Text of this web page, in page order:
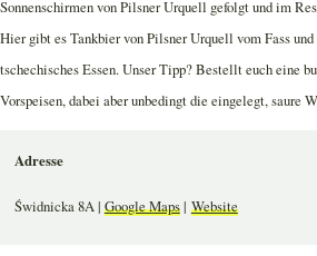
Sonnenschirmen von Pilsner Urquell gefolgt und im
Hier gibt es Tankbier von Pilsner Urquell vom Fass
tschechisches Essen. Unser Tipp? Bestellt euch eine
Vorspeisen, dabei aber unbedingt die eingelegt, saure
Adresse
Świdnicka 8A | Google Maps| Website